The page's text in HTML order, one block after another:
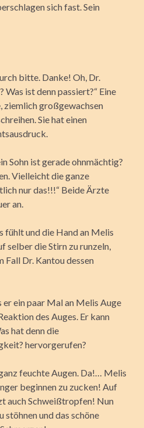
sich fast. Sein
bitte. Danke! Oh, Dr.
Was ist denn passiert?“ Eine
ziemlich großgewachsen
Sie hat einen
Sohn ist gerade ohnmächtig?
Vielleicht die ganze
nur das!!!“ Beide Ärzte
an.
fühlt und die Hand an Melis
selber die Stirn zu runzeln,
Fall Dr. Kantou dessen
er ein paar Mal an Melis Auge
des Auges. Er kann
hat denn die
hervorgerufen?
feuchte Augen. Da!… Melis
beginnen zu zucken! Auf
auch Schweißtropfen! Nun
und das schöne